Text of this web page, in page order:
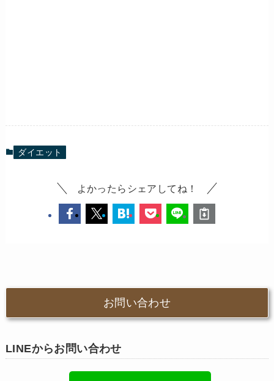
ダイエット
よかったらシェアしてね！
お問い合わせ
LINEからお問い合わせ